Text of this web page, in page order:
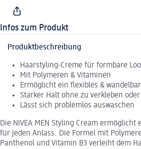
Infos zum Produkt
Produktbeschreibung
Haarstyling-Creme für formbare
Mit Polymeren & Vitaminen
Ermöglicht ein flexibles &
Starker Halt ohne zu verkleben
Lässt sich problemlos auswaschen
Die NIVEA MEN Styling Cream
für jeden Anlass. Die Formel mit
Panthenol und Vitamin B3 verleiht dem